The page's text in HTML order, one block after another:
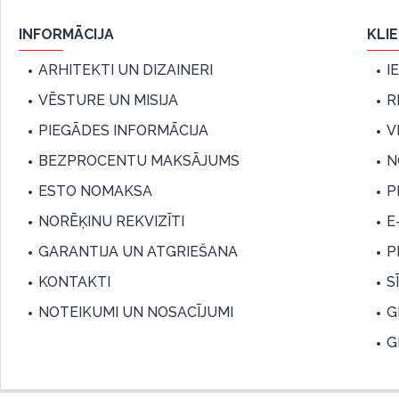
INFORMĀCIJA
ARHITEKTI UN DIZAINERI
VĒSTURE UN MISIJA
PIEGĀDES INFORMĀCIJA
BEZPROCENTU MAKSĀJUMS
ESTO NOMAKSA
NORĒĶINU REKVIZĪTI
GARANTIJA UN ATGRIEŠANA
KONTAKTI
NOTEIKUMI UN NOSACĪJUMI